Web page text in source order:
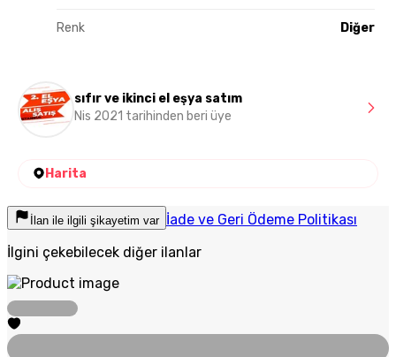
Renk Diğer
sıfır ve ikinci el eşya satım
Nis 2021 tarihinden beri üye
Harita
İlan ile ilgili şikayetim var İade ve Geri Ödeme Politikası
İlgini çekebilecek diğer ilanlar